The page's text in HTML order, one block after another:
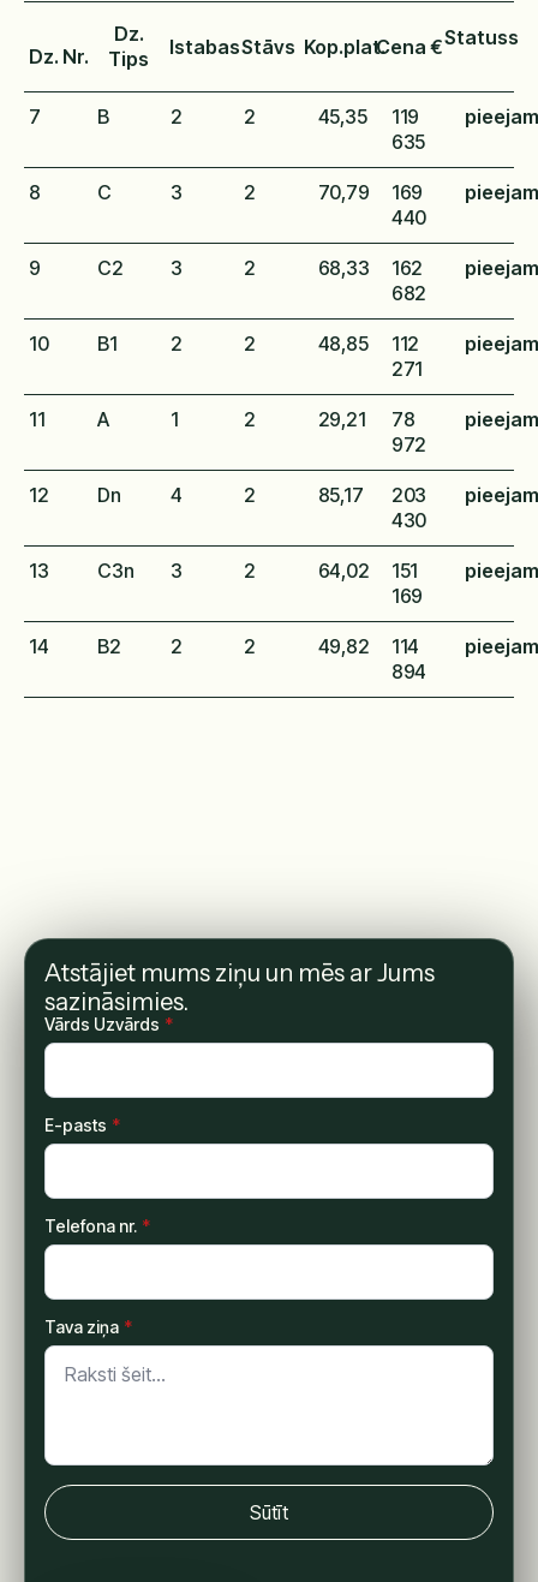
Dz. Nr.
Dz.
Tips
IstabasStāvs Kop.plat.Cena €Statuss
7 B 2 2 45,35
119
635
8 C 3 2 70,79
169
440
9 C2 3 2 68,33
162
682
10 B1 2 2 48,85
112
271
11 A 1 2 29,21
78
972
12 Dn 4 2 85,17
203
430
13 C3n 3 2 64,02
151
169
14 B2 2 2 49,82
114
894
Atstājiet mums ziņu un mēs ar Jums
sazināsimies.
Vārds Uzvārds *
E-pasts *
Telefona nr. *
Tava ziņa *
Sūtīt